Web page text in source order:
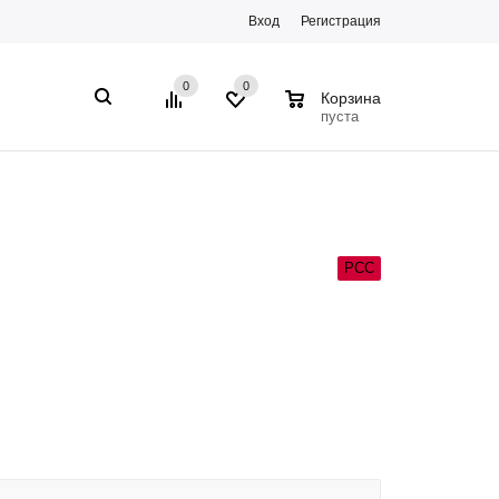
Вход Регистрация
0 0
Корзина
пуста
РСС